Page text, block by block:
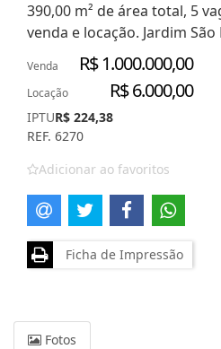
390,00 m² de área total, 5
venda e locação. Jardim
Venda R$ 1.000.000,00
Locação R$ 6.000,00
IPTUR$ 224,38
REF. 6270
Adicionar ao favoritos
Ficha de Impressão
Fotos